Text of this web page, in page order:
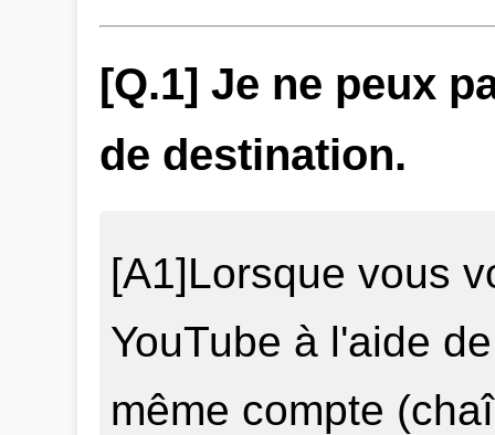
[Q.1] Je ne peux
de destination.
[A1]Lorsque vous
YouTube à l'aide
même compte